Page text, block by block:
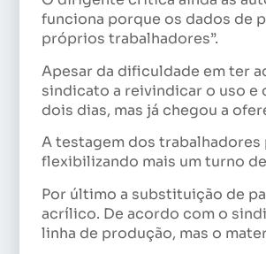
funciona porque os dados de
próprios trabalhadores”.
Apesar da dificuldade em ter
sindicato a reivindicar o uso e
dois dias, mas já chegou a
A testagem dos trabalhadores
flexibilizando mais um turno
Por último a substituição de
acrílico. De acordo com o
linha de produção, mas o